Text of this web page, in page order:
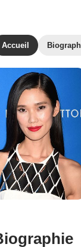
Accueil